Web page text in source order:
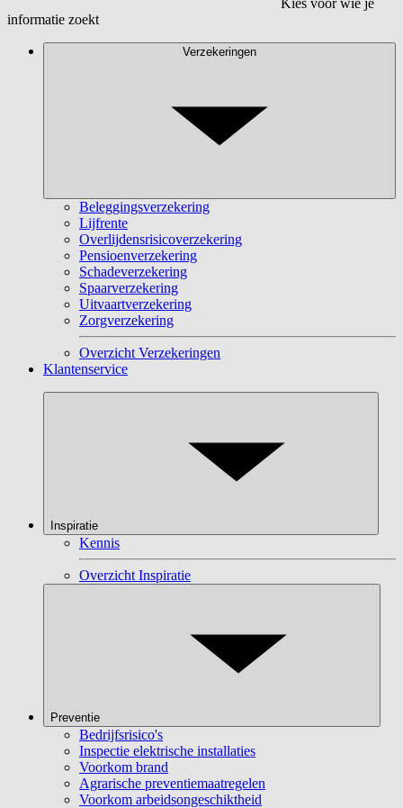
informatie zoekt
Verzekeringen
Beleggingsverzekering
Lijfrente
Overlijdensrisicoverzekering
Pensioenverzekering
Schadeverzekering
Spaarverzekering
Uitvaartverzekering
Zorgverzekering
Overzicht Verzekeringen
Klantenservice
Inspiratie
Kennis
Overzicht Inspiratie
Preventie
Bedrijfsrisico's
Inspectie elektrische installaties
Voorkom brand
Agrarische preventiemaatregelen
Voorkom arbeidsongeschiktheid